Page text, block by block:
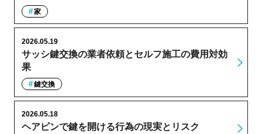
家
サッシ鍵交換の業者依頼とセルフ施工の費用対効
果
2026.05.19
鍵交換
ヘアピンで鍵を開ける行為の現実とリスク
2026.05.18